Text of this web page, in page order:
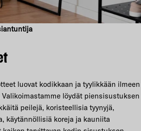
luovat kodikkaan ja tyylikkään ilmeen
löydät piensisustuksen
peilejä, koristeellisia tyynyjä,
käytännöllisiä koreja ja kauniita